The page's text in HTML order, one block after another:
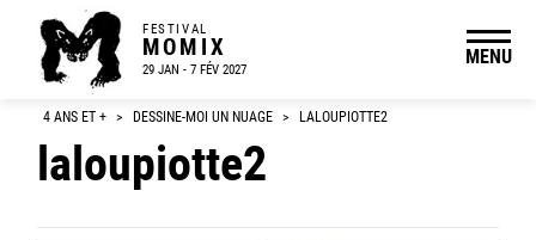
FESTIVAL
MOMIX
29 JAN - 7 FÉV 2027
MENU
4 ANS ET + > DESSINE-MOI UN NUAGE > LALOUPIOTTE2
laloupiotte2